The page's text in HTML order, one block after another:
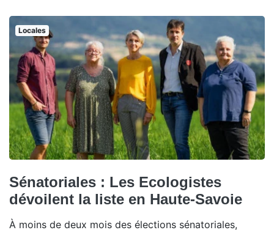
Locales
Sénatoriales : Les Ecologistes
dévoilent la liste en Haute-Savoie
À moins de deux mois des élections sénatoriales,